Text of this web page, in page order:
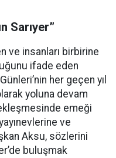
Sarıyer”
ve insanları birbirine
ifade eden
her geçen yıl
yoluna devam
emeği
ve
Aksu, sözlerini
buluşmak